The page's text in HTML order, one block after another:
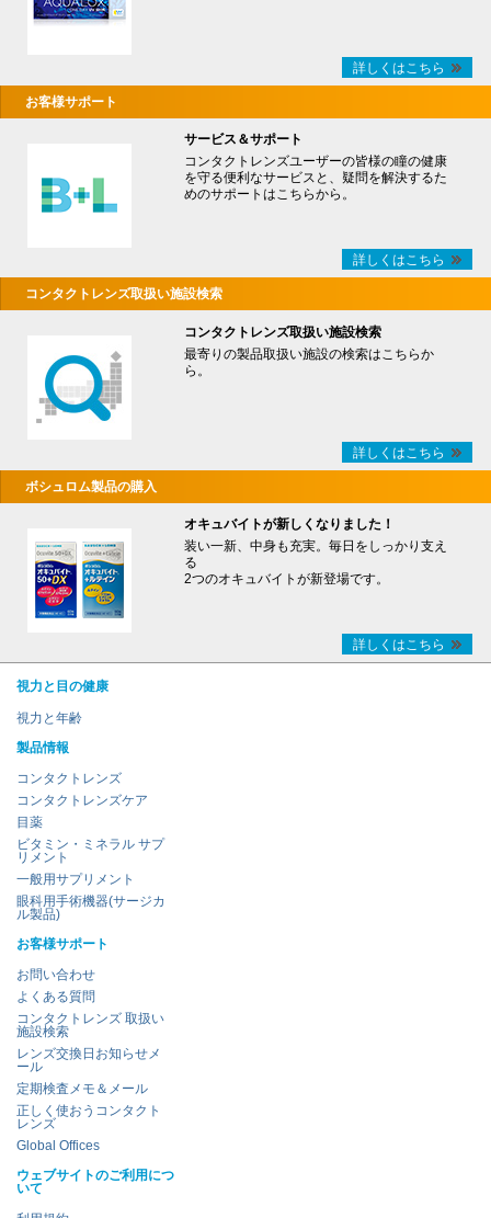
詳しくはこちら
お客様サポート
サービス＆サポート
コンタクトレンズユーザーの皆様の瞳の健康
を守る便利なサービスと、疑問を解決するた
めのサポートはこちらから。
詳しくはこちら
コンタクトレンズ取扱い施設検索
コンタクトレンズ取扱い施設検索
最寄りの製品取扱い施設の検索はこちらか
ら。
詳しくはこちら
ボシュロム製品の購入
オキュバイトが新しくなりました！
装い一新、中身も充実。毎日をしっかり支え
る
2つのオキュバイトが新登場です。
詳しくはこちら
視力と目の健康
視力と年齢
製品情報
コンタクトレンズ
コンタクトレンズケア
目薬
ビタミン・ミネラル サプ
リメント
一般用サプリメント
眼科用手術機器(サージカ
ル製品)
お客様サポート
お問い合わせ
よくある質問
コンタクトレンズ 取扱い
施設検索
レンズ交換日お知らせメ
ール
定期検査メモ＆メール
正しく使おうコンタクト
レンズ
Global Offices
ウェブサイトのご利用につ
いて